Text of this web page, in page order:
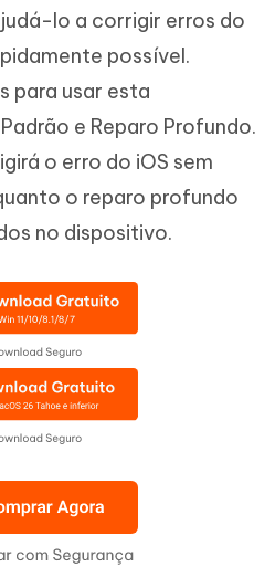
lo a corrigir erros do
possível.
para usar esta
e Reparo Profundo.
o erro do iOS sem
o reparo profundo
no dispositivo.